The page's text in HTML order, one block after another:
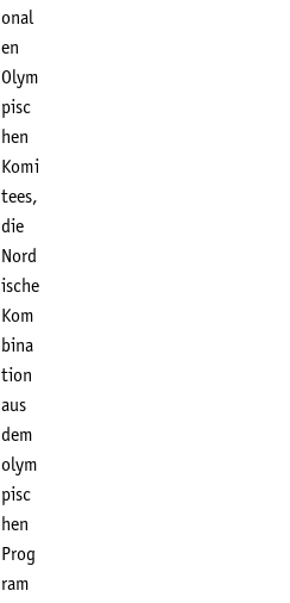
onal
en
Olym
pisc
hen
Komi
tees,
die
Nord
ische
Kom
bina
tion
aus
dem
olym
pisc
hen
Prog
ram